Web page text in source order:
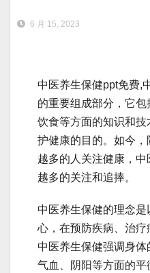
6 月 15, 2023
中医养生保健ppt免费,
的重要组成部分，它包
饮食等方面的知识和
护健康的目的。如今
越多的人关注健康，
越多的关注和追捧。
中医养生保健的理念
心，在预防疾病、治疗
中医养生保健强调身
气血、阴阳等方面的